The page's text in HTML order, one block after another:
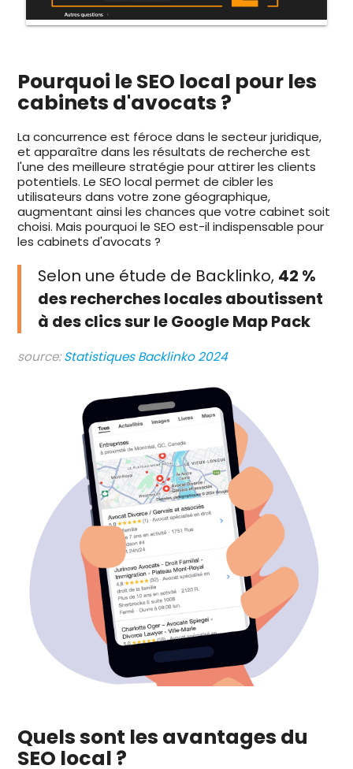
Pourquoi le SEO local pour les
cabinets d'avocats ?
La concurrence est féroce dans le secteur juridique,
et apparaître dans les résultats de recherche est
l'une des meilleure stratégie pour attirer les clients
potentiels. Le SEO local permet de cibler les
utilisateurs dans votre zone géographique,
augmentant ainsi les chances que votre cabinet soit
choisi. Mais pourquoi le SEO est-il indispensable pour
les cabinets d'avocats ?
Selon une étude de Backlinko, 42 %
des recherches locales aboutissent
à des clics sur le Google Map Pack
source:Statistiques Backlinko 2024
Quels sont les avantages du
SEO local ?